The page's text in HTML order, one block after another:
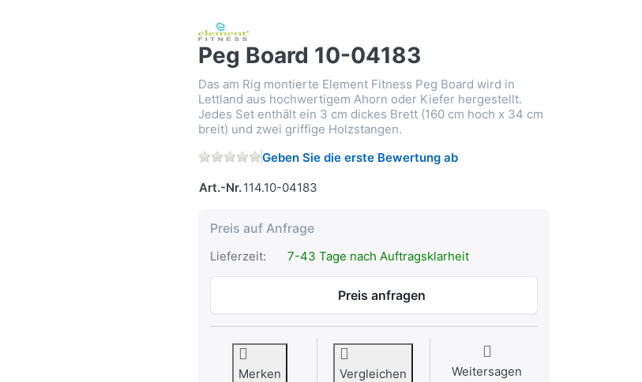
Peg Board 10-04183
Das am Rig montierte Element Fitness Peg Board wird in
Lettland aus hochwertigem Ahorn oder Kiefer hergestellt.
Jedes Set enthält ein 3 cm dickes Brett (160 cm hoch x 34 cm
breit) und zwei griffige Holzstangen.
Geben Sie die erste Bewertung ab
Art.-Nr.114.10-04183
Preis auf Anfrage
Lieferzeit: 7-43 Tage nach Auftragsklarheit
Preis anfragen
Merken Vergleichen Weitersagen